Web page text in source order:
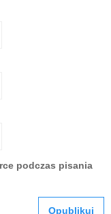
podczas pisania